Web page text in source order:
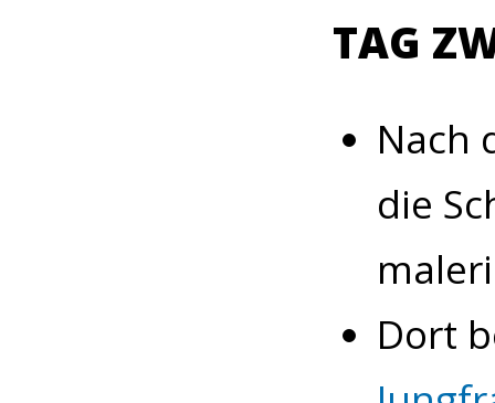
TAG
Nach
die
Dort